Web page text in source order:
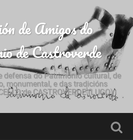
de Amigos do
de Castroverde
defensa do Patrimonio cultural, de
monumental, e das tradicións
de CASTROVERDE (LUGO)